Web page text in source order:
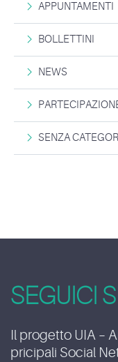
APPUNTAMENTI
BOLLETTINI
NEWS
SENZA
SEGUICI
Il progetto UIA –
pricipali Social